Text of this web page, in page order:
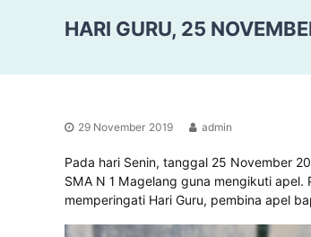
i
l
a
n
g
i
o
HARI GURU, 25
29 November 2019 admin
Pada hari Senin, tanggal 25 November
SMA N 1 Magelang guna mengikuti apel.
memperingati Hari Guru, pembina apel